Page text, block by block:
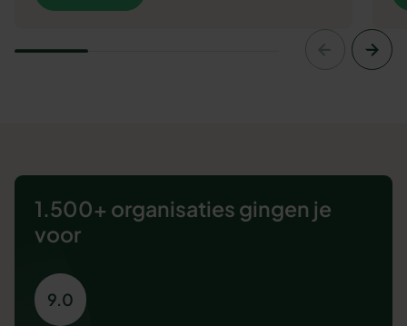
1.500+ organisaties gingen je
voor
9.0